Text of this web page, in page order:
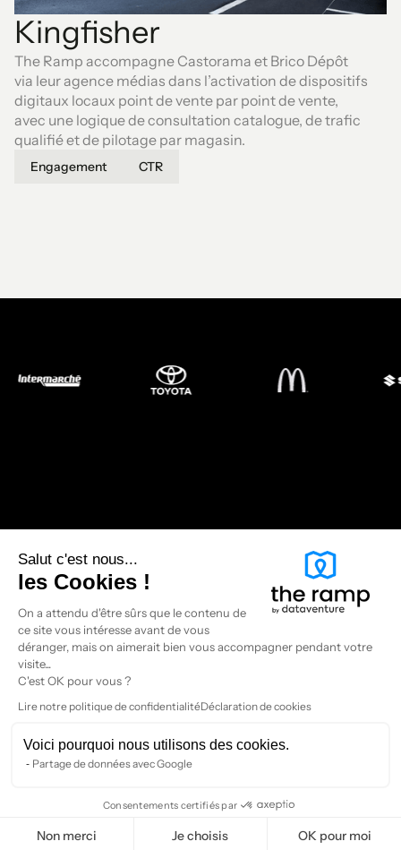
Kingfisher
The Ramp accompagne Castorama et Brico Dépôt
via leur agence médias dans l’activation de dispositifs
digitaux locaux point de vente par point de vente,
avec une logique de consultation catalogue, de trafic
qualifié et de pilotage par magasin.
Engagement CTR
Performance
Salut c'est nous...
les Cookies !
On a attendu d'être sûrs que le contenu de
ce site vous intéresse avant de vous
déranger, mais on aimerait bien vous accompagner pendant votre
visite...
C'est OK pour vous ?
Lire notre politique de confidentialitéDéclaration de cookies
Voici pourquoi nous utilisons des cookies.
Partage de données avec Google
Consentements certifiés par
Non merci Je choisis OK pour moi